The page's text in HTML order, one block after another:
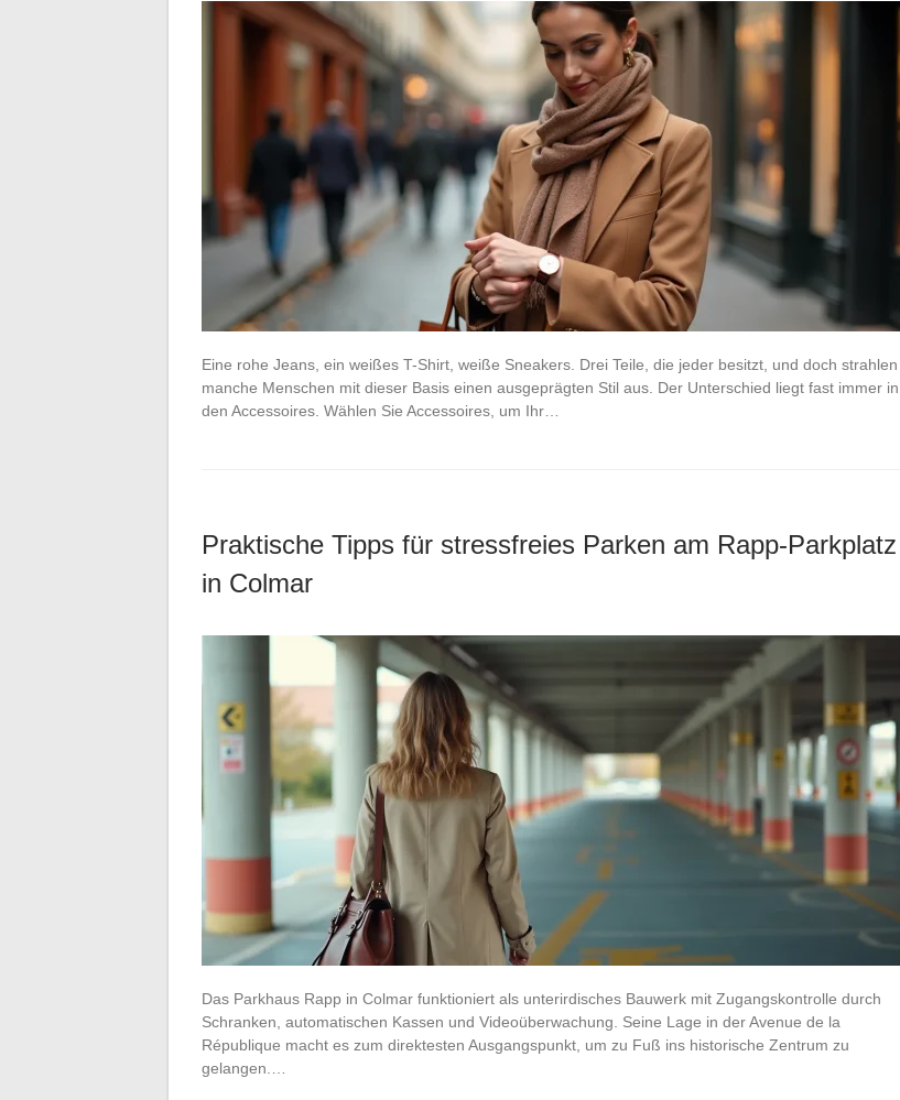
Eine rohe Jeans, ein weißes T-Shirt, weiße Sneakers. Drei Teile, die jeder besitzt, und doch strahlen
manche Menschen mit dieser Basis einen ausgeprägten Stil aus. Der Unterschied liegt fast immer in
den Accessoires. Wählen Sie Accessoires, um Ihr…
Praktische Tipps für stressfreies Parken am Rapp-Parkplatz
in Colmar
Das Parkhaus Rapp in Colmar funktioniert als unterirdisches Bauwerk mit Zugangskontrolle durch
Schranken, automatischen Kassen und Videoüberwachung. Seine Lage in der Avenue de la
République macht es zum direktesten Ausgangspunkt, um zu Fuß ins historische Zentrum zu
gelangen.…